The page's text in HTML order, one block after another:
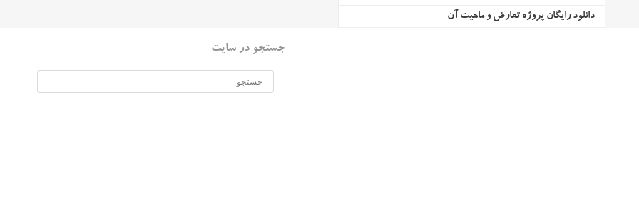
دانلود رایگان پروژه تعارض و ماهیت آن
جستجو در سایت